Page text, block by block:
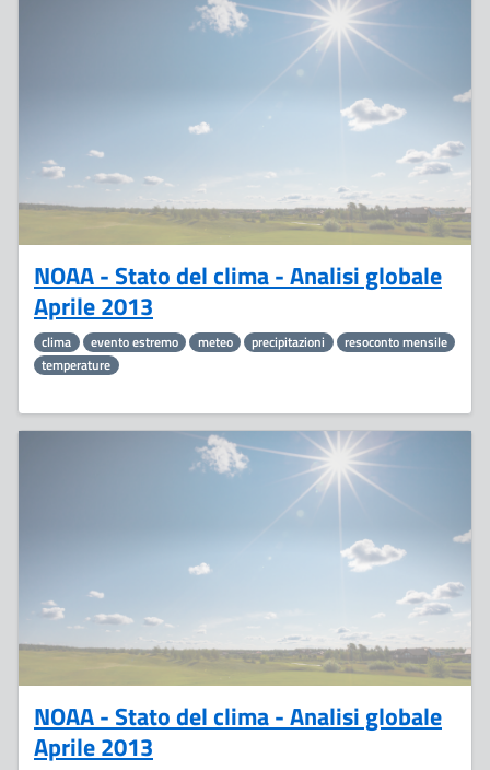
NOAA - Stato del clima - Analisi globale
Aprile 2013
clima evento estremo meteo precipitazioni
resoconto mensile
temperature
NOAA - Stato del clima - Analisi globale
Aprile 2013